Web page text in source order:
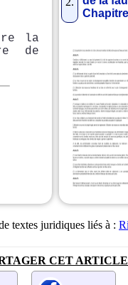
la
de
textes juridiques liés à :
CET